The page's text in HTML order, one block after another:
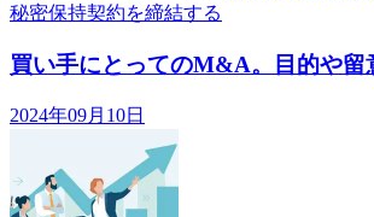
秘密保持契約を締結する
買い手にとってのM&A。目的や留
2024年09月10日